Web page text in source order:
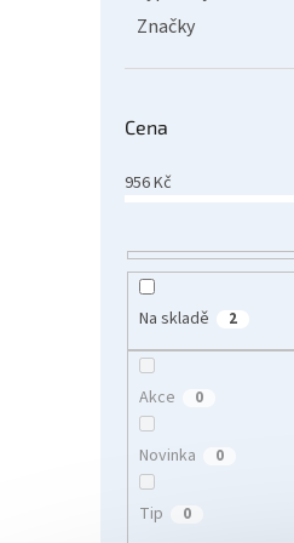
Značky
Cena
956Kč
Na skladě 2
Akce 0
Novinka 0
Tip 0